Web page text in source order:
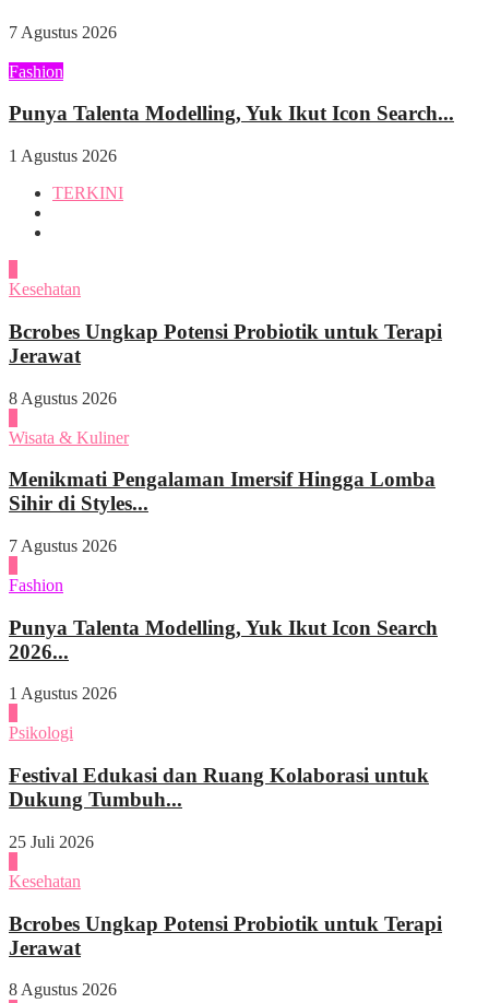
7 Agustus 2026
Fashion
Punya Talenta Modelling, Yuk Ikut Icon Search...
1 Agustus 2026
TERKINI
Kesehatan
Bcrobes Ungkap Potensi Probiotik untuk Terapi
Jerawat
8 Agustus 2026
Wisata & Kuliner
Menikmati Pengalaman Imersif Hingga Lomba
Sihir di Styles...
7 Agustus 2026
Fashion
Punya Talenta Modelling, Yuk Ikut Icon Search
2026...
1 Agustus 2026
Psikologi
Festival Edukasi dan Ruang Kolaborasi untuk
Dukung Tumbuh...
25 Juli 2026
Kesehatan
Bcrobes Ungkap Potensi Probiotik untuk Terapi
Jerawat
8 Agustus 2026